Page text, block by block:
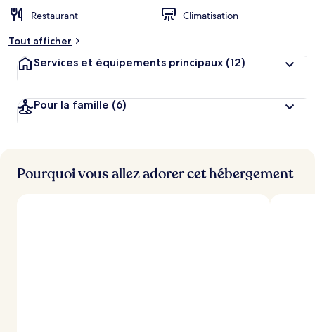
Restaurant
Climatisation
Tout afficher
Services et équipements principaux (12)
Pour la famille (6)
Pourquoi vous allez adorer cet hébergement